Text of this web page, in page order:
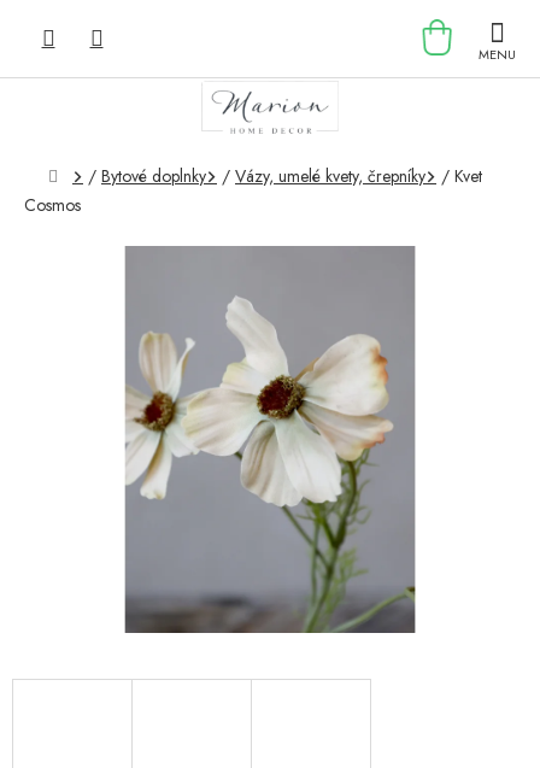
KOŠÍK
Domov
/ Bytové doplnky / Vázy, umelé kvety, črepníky / Kvet
Cosmos